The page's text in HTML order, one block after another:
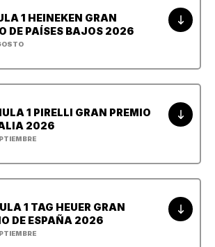
1 HEINEKEN GRAN
DE PAÍSES BAJOS 2026
1 PIRELLI GRAN PREMIO
2026
1 TAG HEUER GRAN
DE ESPAÑA 2026